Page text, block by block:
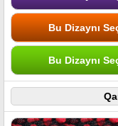
Bu Dizaynı
Bu Dizaynı